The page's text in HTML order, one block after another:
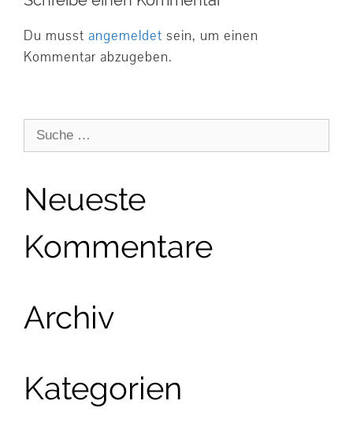
Du musst angemeldet sein, um einen
Kommentar abzugeben.
Suche
nach:
Neueste
Kommentare
Archiv
Kategorien